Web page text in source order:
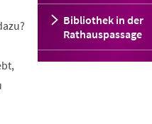
Bibliothek in der
Rathauspassage